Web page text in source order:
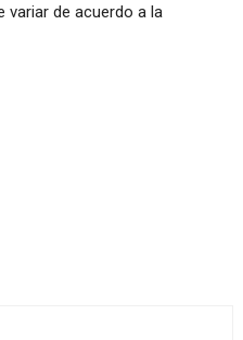
variar de acuerdo a la